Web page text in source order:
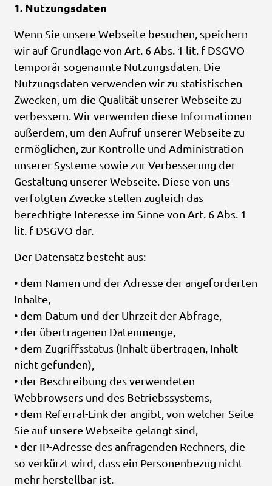
1. Nutzungsdaten
Wenn Sie unsere Webseite besuchen, speichern
wir auf Grundlage von Art. 6 Abs. 1 lit. f DSGVO
temporär sogenannte Nutzungsdaten. Die
Nutzungsdaten verwenden wir zu statistischen
Zwecken, um die Qualität unserer Webseite zu
verbessern. Wir verwenden diese Informationen
außerdem, um den Aufruf unserer Webseite zu
ermöglichen, zur Kontrolle und Administration
unserer Systeme sowie zur Verbesserung der
Gestaltung unserer Webseite. Diese von uns
verfolgten Zwecke stellen zugleich das
berechtigte Interesse im Sinne von Art. 6 Abs. 1
lit. f DSGVO dar.
Der Datensatz besteht aus:
• dem Namen und der Adresse der angeforderten
Inhalte,
• dem Datum und der Uhrzeit der Abfrage,
• der übertragenen Datenmenge,
• dem Zugriffsstatus (Inhalt übertragen, Inhalt
nicht gefunden),
• der Beschreibung des verwendeten
Webbrowsers und des Betriebssystems,
• dem Referral-Link der angibt, von welcher Seite
Sie auf unsere Webseite gelangt sind,
• der IP-Adresse des anfragenden Rechners, die
so verkürzt wird, dass ein Personenbezug nicht
mehr herstellbar ist.